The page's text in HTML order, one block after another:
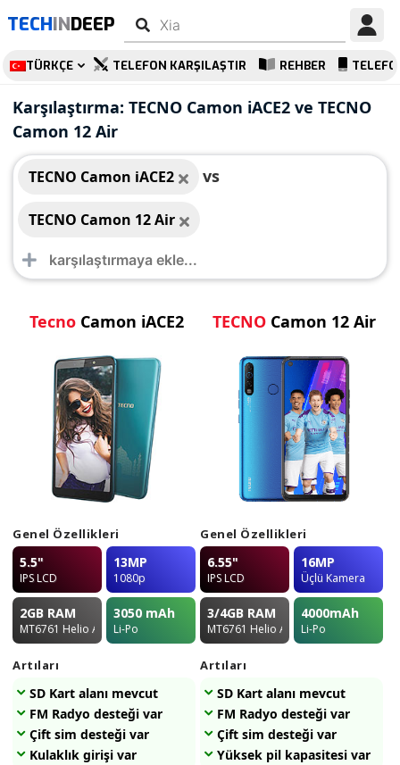
TECHINDEEP
TÜRKÇE TELEFON KARŞILAŞTIR REHBER
Karşılaştırma: TECNO Camon iACE2 ve TECNO
Camon 12 Air
TECNO Camon iACE2 vs
TECNO Camon 12 Air
TECNO Camon iACE2
Tecno Camon iACE2
Genel Özellikleri
5.5"
IPS LCD
13MP
1080p
2GB RAM
MT6761 Helio A22
3050 mAh
Li-Po
Artıları
SD Kart alanı mevcut
FM Radyo desteği var
Çift sim desteği var
Kulaklık girişi var
TECNO Camon 12 Air
TECNO Camon 12 Air
Genel Özellikleri
6.55"
IPS LCD
16MP
Üçlü Kamera
3/4GB RAM
MT6761 Helio A22
4000mAh
Li-Po
Artıları
SD Kart alanı mevcut
FM Radyo desteği var
Çift sim desteği var
Yüksek pil kapasitesi var